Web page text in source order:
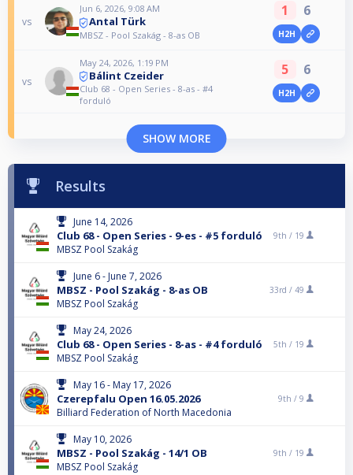
vs
Jun 6, 2026, 9:08 AM
Antal Türk
MBSZ - Pool Szakág - 8-as OB
1 6
H2H
vs
May 24, 2026, 1:19 PM
Bálint Czeider
Club 68 - Open Series - 8-as - #4
forduló
5 6
H2H
SHOW MORE
Results
June 14, 2026
Club 68 - Open Series - 9-es - #5 forduló
MBSZ Pool Szakág
9th / 19
June 6 - June 7, 2026
MBSZ - Pool Szakág - 8-as OB
MBSZ Pool Szakág
33rd / 49
May 24, 2026
Club 68 - Open Series - 8-as - #4 forduló
MBSZ Pool Szakág
5th / 19
May 16 - May 17, 2026
Czerepfalu Open 16.05.2026
Billiard Federation of North Macedonia
9th / 9
May 10, 2026
MBSZ - Pool Szakág - 14/1 OB
MBSZ Pool Szakág
9th / 19